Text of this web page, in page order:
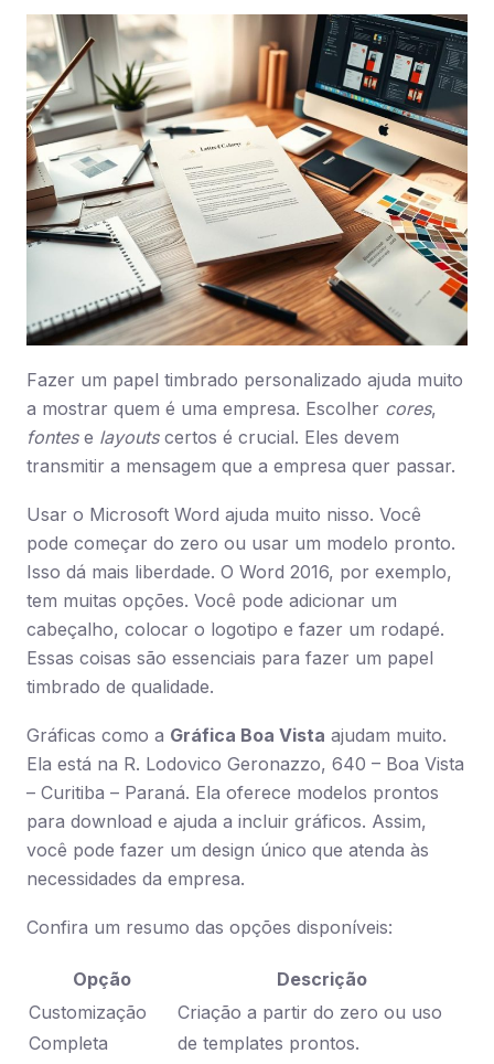
Fazer um papel timbrado personalizado ajuda muito
a mostrar quem é uma empresa. Escolher cores,
fontese layoutscertos é crucial. Eles devem
transmitir a mensagem que a empresa quer passar.
Usar o Microsoft Word ajuda muito nisso. Você
pode começar do zero ou usar um modelo pronto.
Isso dá mais liberdade. O Word 2016, por exemplo,
tem muitas opções. Você pode adicionar um
cabeçalho, colocar o logotipo e fazer um rodapé.
Essas coisas são essenciais para fazer um papel
timbrado de qualidade.
Gráficas como a Gráfica Boa Vista ajudam muito.
Ela está na R. Lodovico Geronazzo, 640 – Boa Vista
– Curitiba – Paraná. Ela oferece modelos prontos
para download e ajuda a incluir gráficos. Assim,
você pode fazer um design único que atenda às
necessidades da empresa.
Confira um resumo das opções disponíveis:
Opção
Descrição
Customização
Completa
Criação a partir do zero ou uso
de templates prontos.